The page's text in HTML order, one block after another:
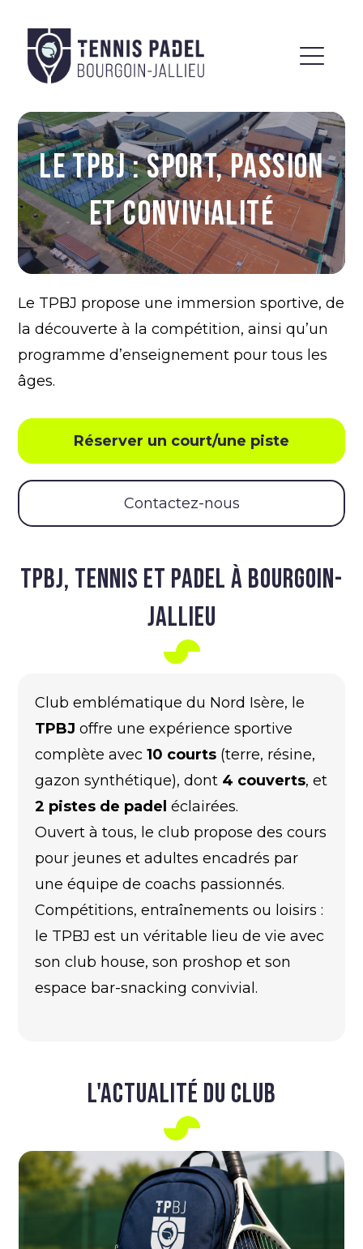
LE TPBJ : SPORT, PASSION
ET CONVIVIALITÉ
Le TPBJ propose une immersion sportive, de
la découverte à la compétition, ainsi qu’un
programme d’enseignement pour tous les
âges.
Réserver un court/une piste
Contactez-nous
TPBJ, TENNIS ET PADEL À BOURGOIN-
JALLIEU
Club emblématique du Nord Isère, le
TPBJ offre une expérience sportive
complète avec 10 courts(terre, résine,
gazon synthétique), dont 4 couverts, et
2 pistes de padel éclairées.
Ouvert à tous, le club propose des cours
pour jeunes et adultes encadrés par
une équipe de coachs passionnés.
Compétitions, entraînements ou loisirs :
le TPBJ est un véritable lieu de vie avec
son club house, son proshop et son
espace bar-snacking convivial.
L'ACTUALITÉ DU CLUB